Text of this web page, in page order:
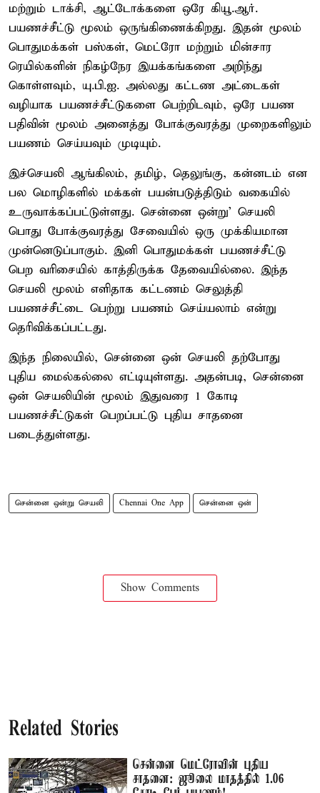
மற்றும் டாக்சி, ஆட்டோக்களை ஒரே கியூ.ஆர்.
பயணச்சீட்டு மூலம் ஒருங்கிணைக்கிறது. இதன் மூலம்
பொதுமக்கள் பஸ்கள், மெட்ரோ மற்றும் மின்சார
ரெயில்களின் நிகழ்நேர இயக்கங்களை அறிந்து
கொள்ளவும், யு.பி.ஐ. அல்லது கட்டண அட்டைகள்
வழியாக பயணச்சீட்டுகளை பெற்றிடவும், ஒரே பயண
பதிவின் மூலம் அனைத்து போக்குவரத்து முறைகளிலும்
பயணம் செய்யவும் முடியும்.
இச்செயலி ஆங்கிலம், தமிழ், தெலுங்கு, கன்னடம் என
பல மொழிகளில் மக்கள் பயன்படுத்திடும் வகையில்
உருவாக்கப்பட்டுள்ளது. சென்னை ஒன்று' செயலி
பொது போக்குவரத்து சேவையில் ஒரு முக்கியமான
முன்னெடுப்பாகும். இனி பொதுமக்கள் பயணச்சீட்டு
பெற வரிசையில் காத்திருக்க தேவையில்லை. இந்த
செயலி மூலம் எளிதாக கட்டணம் செலுத்தி
பயணச்சீட்டை பெற்று பயணம் செய்யலாம் என்று
தெரிவிக்கப்பட்டது.
இந்த நிலையில், சென்னை ஒன் செயலி தற்போது
புதிய மைல்கல்லை எட்டியுள்ளது. அதன்படி, சென்னை
ஒன் செயலியின் மூலம் இதுவரை 1 கோடி
பயணச்சீட்டுகள் பெறப்பட்டு புதிய சாதனை
படைத்துள்ளது.
சென்னை ஒன்று செயலி Chennai One App சென்னை ஒன்
Show Comments
Related Stories
சென்னை மெட்ரோவின் புதிய
சாதனை: ஜூலை மாதத்தில் 1.06